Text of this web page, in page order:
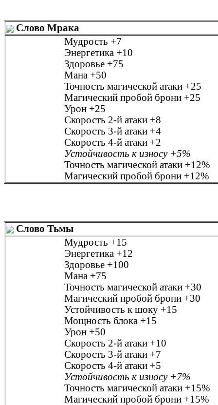
Слово Мрака
Мудрость +7
Энергетика +10
Здоровье +75
Мана +50
Точность магической атаки +25
Магический пробой брони +25
Урон +25
Скорость 2-й атаки +8
Скорость 3-й атаки +4
Скорость 4-й атаки +2
Устойчивость к износу +5%
Точность магической атаки +12%
Магический пробой брони +12%
Слово Тьмы
Мудрость +15
Энергетика +12
Здоровье +100
Мана +75
Точность магической атаки +30
Магический пробой брони +30
Устойчивость к шоку +15
Мощность блока +15
Урон +50
Скорость 2-й атаки +10
Скорость 3-й атаки +7
Скорость 4-й атаки +5
Устойчивость к износу +7%
Точность магической атаки +15%
Магический пробой брони +15%